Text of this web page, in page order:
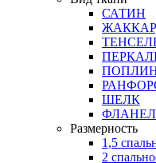
САТИН
ШЕЛК
Размерность
1,5
2